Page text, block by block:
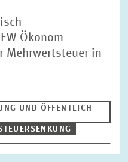
Ökonom
Mehrwertsteuer in
UND ÖFFENTLICH